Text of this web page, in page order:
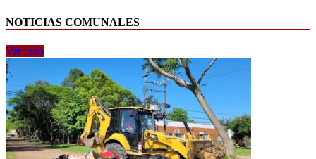
NOTICIAS COMUNALES
Ver todo